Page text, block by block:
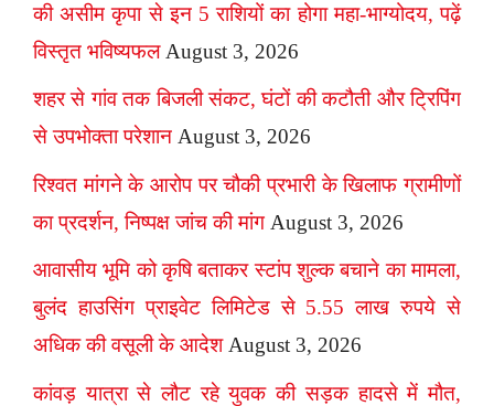
की असीम कृपा से इन 5 राशियों का होगा महा-भाग्योदय, पढ़ें
विस्तृत भविष्यफल August 3, 2026
शहर से गांव तक बिजली संकट, घंटों की कटौती और ट्रिपिंग
से उपभोक्ता परेशान August 3, 2026
रिश्वत मांगने के आरोप पर चौकी प्रभारी के खिलाफ ग्रामीणों
का प्रदर्शन, निष्पक्ष जांच की मांग August 3, 2026
आवासीय भूमि को कृषि बताकर स्टांप शुल्क बचाने का मामला,
बुलंद हाउसिंग प्राइवेट लिमिटेड से 5.55 लाख रुपये से
अधिक की वसूली के आदेश August 3, 2026
कांवड़ यात्रा से लौट रहे युवक की सड़क हादसे में मौत,